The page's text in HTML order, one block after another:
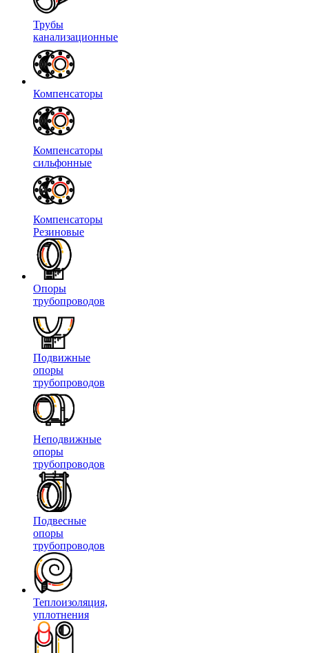
Трубы
канализационные
Компенсаторы
Компенсаторы
сильфонные
Компенсаторы
Резиновые
Опоры
трубопроводов
Подвижные
опоры
трубопроводов
Неподвижные
опоры
трубопроводов
Подвесные
опоры
трубопроводов
Теплоизоляция,
уплотнения